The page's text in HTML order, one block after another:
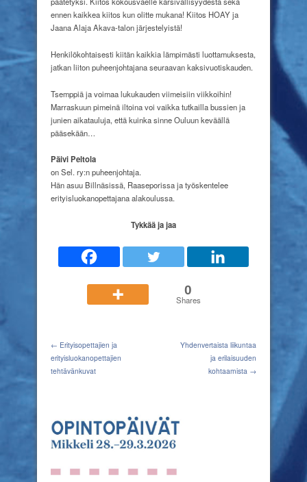
ennen kaikkea kiitos kun olitte mukana! Kiitos HOAY ja
Jaana Alaja Akava-talon järjestelyistä!
Henkilökohtaisesti kiitän kaikkia lämpimästi luottamuksesta,
jatkan liiton puheenjohtajana seuraavan kaksivuotiskauden.
Tsemppiä ja voimaa lukukauden viimeisiin viikkoihin!
Marraskuun pimeinä iltoina voi vaikka tutkailla bussien ja
junien aikatauluja, että kuinka sinne Ouluun keväällä
pääsekään…
Päivi Peltola
on Sel. ry:n puheenjohtaja.
Hän asuu Billnäsissä, Raaseporissa ja työskentelee
erityisluokanopettajana alakoulussa.
Tykkää ja jaa
0
Shares
← Erityisopettajien ja
erityisluokanopettajien
tehtävänkuvat
Yhdenvertaista liikuntaa
ja erilaisuuden
kohtaamista →